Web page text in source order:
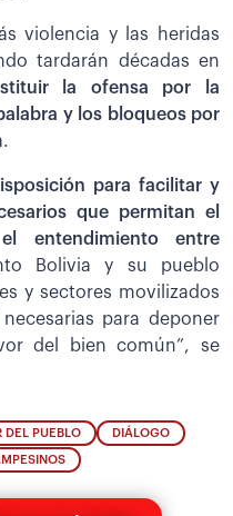
violencia y las heridas
tardarán décadas en
la ofensa por la
y los bloqueos por
para facilitar y
que permitan el
entendimiento entre
Bolivia y su pueblo
y sectores movilizados
para deponer
del bien común”, se
DEL PUEBLO DIÁLOGO